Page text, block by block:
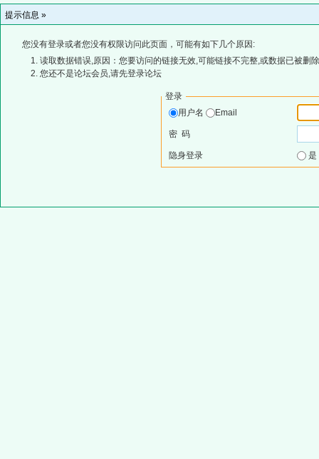
提示信息 »
您没有登录或者您没有权限访问此页面，可能有如下几个原因:
读取数据错误,原因：您要访问的链接无效,可能链接不完整,或数据已被删
您还不是论坛会员,请先登录论坛
登录
用户名
Email
密 码
隐身登录